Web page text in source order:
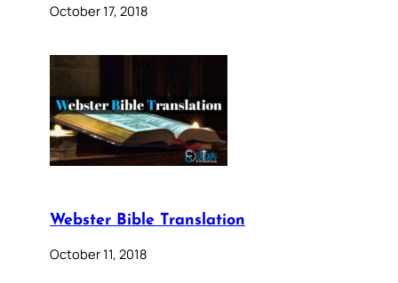
October 17, 2018
Webster Bible Translation
October 11, 2018